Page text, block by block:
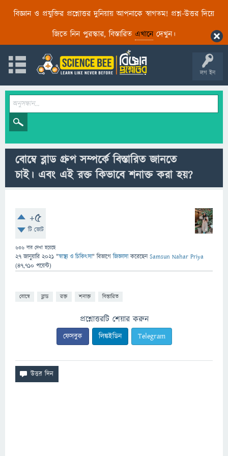
বিজ্ঞান ও প্রযুক্তির প্রশ্নোত্তর দুনিয়ায় আপনাকে স্বাগতম! প্রশ্ন-উত্তর দিয়ে
জিতে নিন পুরস্কার, বিস্তারিত এখানেদেখুন।
লগ ইন
বোম্বে ব্লাড গ্রুপ সম্পর্কে বিস্তারিত জানতে
চাই। এবং এই রক্ত কিভাবে শনাক্ত করা হয়?
+5
টি ভোট
636 বার দেখা হয়েছে
27 জানুয়ারি 2021 "স্বাস্থ্য ও চিকিৎসা" বিভাগে জিজ্ঞাসাকরেছেনSamsun Nahar Priya
(47,710 পয়েন্ট)
বোম্বে ব্লাড রক্ত শনাক্ত বিস্তারিত
প্রশ্নোত্তরটি শেয়ার করুন
ফেসবুক লিঙ্কইডিন Telegram